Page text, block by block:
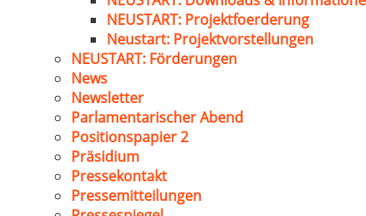
NEUSTART: Projektfoerderung
Neustart: Projektvorstellungen
NEUSTART: Förderungen
News
Newsletter
Parlamentarischer Abend
Positionspapier 2
Präsidium
Pressekontakt
Pressemitteilungen